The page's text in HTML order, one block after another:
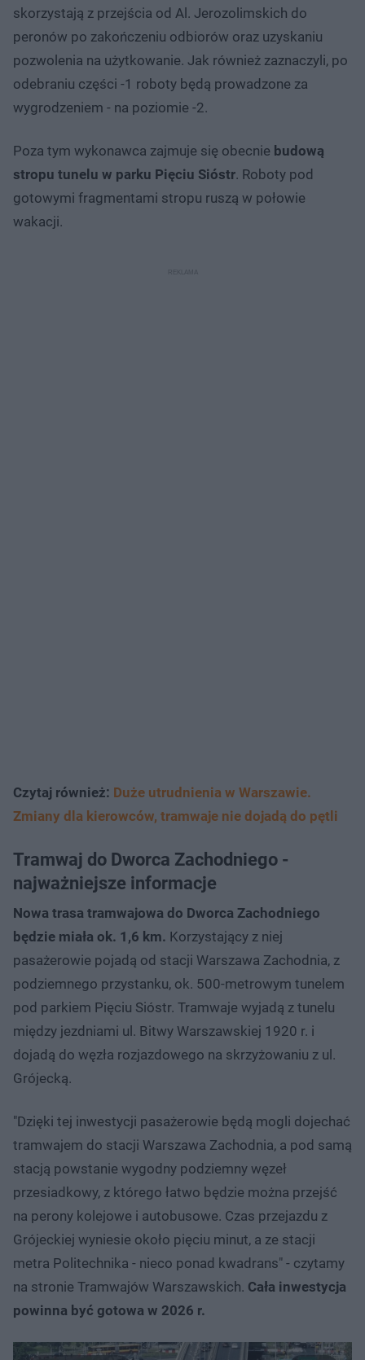
skorzystają z przejścia od Al. Jerozolimskich do
peronów po zakończeniu odbiorów oraz uzyskaniu
pozwolenia na użytkowanie. Jak również zaznaczyli, po
odebraniu części -1 roboty będą prowadzone za
wygrodzeniem - na poziomie -2.
Poza tym wykonawca zajmuje się obecnie budową
stropu tunelu w parku Pięciu Sióstr. Roboty pod
gotowymi fragmentami stropu ruszą w połowie
wakacji.
Czytaj również: Duże utrudnienia w Warszawie.
Zmiany dla kierowców, tramwaje nie dojadą do pętli
Tramwaj do Dworca Zachodniego -
najważniejsze informacje
Nowa trasa tramwajowa do Dworca Zachodniego
będzie miała ok. 1,6 km. Korzystający z niej
pasażerowie pojadą od stacji Warszawa Zachodnia, z
podziemnego przystanku, ok. 500-metrowym tunelem
pod parkiem Pięciu Sióstr. Tramwaje wyjadą z tunelu
między jezdniami ul. Bitwy Warszawskiej 1920 r. i
dojadą do węzła rozjazdowego na skrzyżowaniu z ul.
Grójecką.
"Dzięki tej inwestycji pasażerowie będą mogli dojechać
tramwajem do stacji Warszawa Zachodnia, a pod samą
stacją powstanie wygodny podziemny węzeł
przesiadkowy, z którego łatwo będzie można przejść
na perony kolejowe i autobusowe. Czas przejazdu z
Grójeckiej wyniesie około pięciu minut, a ze stacji
metra Politechnika - nieco ponad kwadrans" - czytamy
na stronie Tramwajów Warszawskich. Cała inwestycja
powinna być gotowa w 2026 r.